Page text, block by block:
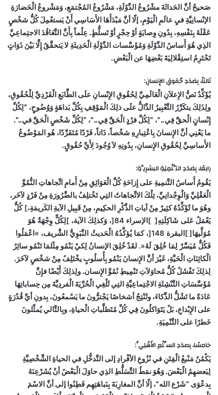
صَحيحٌ أنَّ الحَداثَةَ مشْرُوعُ الدَّوْلَةِ، مَشْرُوعُ المُجْتمَعِ، وَمَشْروعُ الْحَضارَةِ
الإنْسانِيَّةِ فيِ عالَمِ الْيَوْمِ، إلّا أنَّ مَبْدَأَهَا الأَسَاسِي أَنْ يَستعْمِلَ كُلُّ شخْصٍ
عَقْلَهُ بِنَفْسِهِ، بِدُونِ وِصايَةٍ أوْ حِجْرٍ أوْ تَسلُّطٍ. عِلْماً بِأَنَّ التَّعَاقُدَ الاجتِماعِيِّ
الذِي هُوَ أَساسُ الدَّوْلَةِ وَمُؤَسَّسات الدَّوْلَةِ الْحَدِيثَةِ لا يَتحقَّقُ إِلَّا بَيْنَ ذَوَاتٍ
تَحْتَرِمُ استِقْلالِيَةَ بَعْضِهَا عن الْبَعْضِ.
ثالثاً، بِصَدَدِ حُقوقِ الإِنسانِ:
يُؤَكِّدُ نَصُّ الإِعلاَنِ الْعَالَمِيِّ لِحُقُوقِ الإِنْسانِ علَى الطَّابَعِ الْفَرْدِيِّ لِلْحُقُوقِ،
ولِذَلِكَ يتكَرَّرُ التَّعْبِيرُ الدَّالُّ علَى ذلِكَ الْمَوْقِفِ بِكُلِّ بَداهَةٍ وَوُضُوحٍ، “لِكُلِّ
إِنْسانٍ الْحقَّ فِي..”، “لِكُلِّ فرْدٍ الْحَقَّ فِي..”، “لِكُلِّ شَخْصٍ الْحَقَّ في..”.
ما يَعْنِي أنَّ الإِنسانَ بِاعْتِبارِهِ شخْصاً، ذَاتاً، فَرْدًا مُتَفَرِّدًا، هُو المَوْضُوعُ
الأَساسِيِّ لِحُقُوقِ الإِنسانِ، بِدُونِهِ لاَ وُجُودَ لِأَيِّ حُقُوقٍ.
رابعًا، بِصَدَدِ التَّنْمِيَةِ البشرِيَّةِ:
يَقُومُ أَساسُ التَّنمِيةِ على إِزاحَةِ كُلِّ الْعَوَائِقِ مِنْ أَمامِ اتِّجاهاتِ النُّمُوِّ
الْعَقْلِيِّ وَالْوِجْدانِيِّ، تِلْكَ الاتِّجاهاتُ التِي تَخْتلِفُ بالضَّرُورَةِ مِنْ فَرْدٍ لآخَر،
وهُوَ ما تُؤَكِّدُهُ كثِيرٌ مِنْ آياتِ الذِّكْرِ الحكِيمِ، مِنْ قَبِيلِ الآيةِ الكَريمَةِ،] كُلٌّ
يَعْمَلُ عَلى شَاكِلَتِهِ[
]الإسراء 84 [، وَكذلِكَ الآية، ]لِكُلٍّ وِجْهَةٌ هُوَ
مُوَلِّيهَا[
]البقرة 148 [، كمَا يُؤكِّدُهُ الْحَديثُ النَّبَوِيُّ الشَّريف، »اعْمَلُوا
فَكُلٌّ مُيَسَّرٌ لِمَا خُلِقَ لَهُ«
. لقَدْ خُلِقَ الإنسانُ لِكيْ يَنْمُو مِثْلمَا تَنْمُو سائِرُ
الْكائِنَاتِ الْحَيَّةِ، غَيْرَ أنَّ الإِنسانَ يَنْمُو بِأُسلُوبٍ يخْتَلِفُ مِنْ شخْصٍ لآخَرَ.
لِذلِكَ تَفْشَلُ كُلُّ مُحاوَلاَتِ تَنْمِيطِ نُمُوِّ الإِنسان. ولِذلِكَ أَيْضًا فإِنَّ
مُؤَسَّسَاتِ التَّنْشِئَةِ الاجْتِماعِيَّةِ التِي تُلْغِي الْحُرِّيَةَ الْفردِيَّةَ مِن حِساباتِهَا
عَادَةً ما تَشُلُّ الذَّكاءَ، وتُنْتِجُ أشخاصًا يَجْترُّونَ ما يَسْمعُونَ، بِدونِ أيِّ قُدْرَةٍ
على الإِبْداعِ، بَلْ يَتَوَاكلُونَ فِي كُلِّ مُتَطلَّباتِ الْحياةِ، وبِالتَّالي يُمثِّلونَ
خَطرًا على التَّنْمِيَةِ.
خامسًا، بِصدَدِ السِّلْمِ الأَهْلِيِّ:
يَكْمُنُ مَنْبعُ الْفِتَنِ في نُزُوعِ الأفْرادِ إلى التَّدخُّلِ في الحياةِ الشَّخْصِيَّةِ
لِبَعضهِمُ الْبَعْضَ. وَهُوَ نمَطُ التَّسَلُّطِ الذِي حاوَلَ الْبَعْضُ أنْ يُشَرْعِنَهُ
بِدعْوَى “شَرْع الله”، إلّا أنَّ المغارِبَةَ بِنَباهَتِهِم فَطِنُوا إلى أنَّ الاسْمَ